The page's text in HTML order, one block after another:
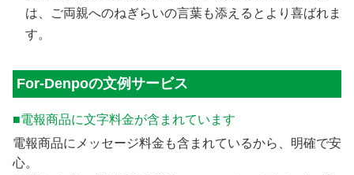
は、ご両親へのねぎらいの言葉も添えるとより喜ばれま
す。
For-Denpoの文例サービス
■電報商品に文字料金が含まれています
電報商品にメッセージ料金も含まれているから、明確で安
心。